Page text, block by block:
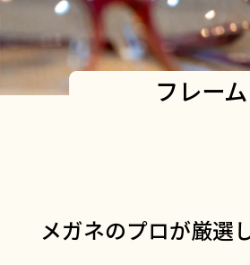
フレーム
メガネのプロが厳選